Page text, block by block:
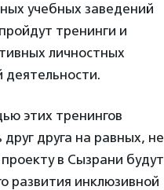
учебных заведений
тренинги и
личностных
этих тренингов
друга на равных, не
в Сызрани будут
развития инклюзивной